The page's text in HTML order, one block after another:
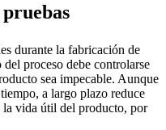
durante la fabricación de
proceso debe controlarse
sea impecable. Aunque
a largo plazo reduce
la vida útil del producto, por